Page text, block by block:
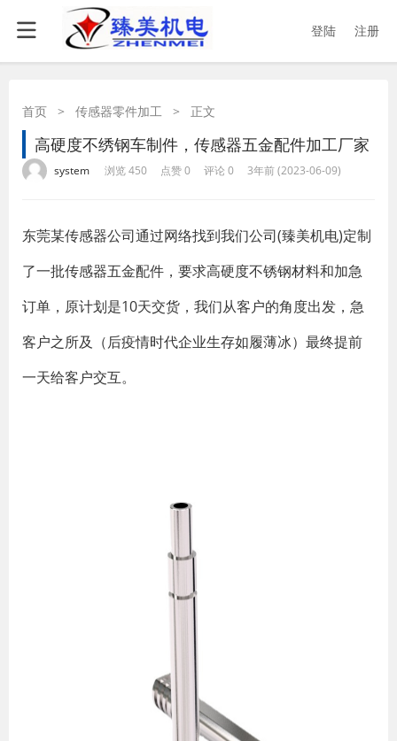
登陆 注册
首页 > 传感器零件加工 > 正文
高硬度不绣钢车制件，传感器五金配件加工厂家
system 浏览 450 点赞 0 评论 0 3年前 (2023-06-09)
东莞某传感器公司通过网络找到我们公司(臻美机电)定制
了一批传感器五金配件，要求高硬度不锈钢材料和加急
订单，原计划是10天交货，我们从客户的角度出发，急
客户之所及（后疫情时代企业生存如履薄冰）最终提前
一天给客户交互。